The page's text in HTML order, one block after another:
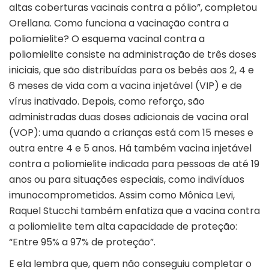
altas coberturas vacinais contra a pólio”, completou
Orellana. Como funciona a vacinação contra a
poliomielite? O esquema vacinal contra a
poliomielite consiste na administração de três doses
iniciais, que são distribuídas para os bebês aos 2, 4 e
6 meses de vida com a vacina injetável (VIP) e de
vírus inativado. Depois, como reforço, são
administradas duas doses adicionais de vacina oral
(VOP): uma quando a crianças está com 15 meses e
outra entre 4 e 5 anos. Há também vacina injetável
contra a poliomielite indicada para pessoas de até 19
anos ou para situações especiais, como indivíduos
imunocomprometidos. Assim como Mônica Levi,
Raquel Stucchi também enfatiza que a vacina contra
a poliomielite tem alta capacidade de proteção:
“Entre 95% a 97% de proteção”.
E ela lembra que, quem não conseguiu completar o